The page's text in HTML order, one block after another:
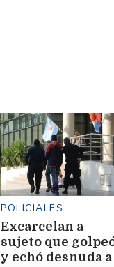
POLICIALES
Excarcelan a
sujeto que
y echó desnuda a